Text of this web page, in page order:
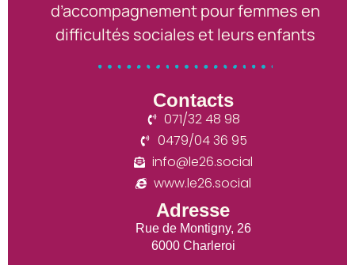
d’accompagnement pour femmes en
difficultés sociales et leurs enfants
Contacts
071/32 48 98
0479/04 36 95
info@le26.social
www.le26.social
Adresse
Rue de Montigny, 26
6000 Charleroi